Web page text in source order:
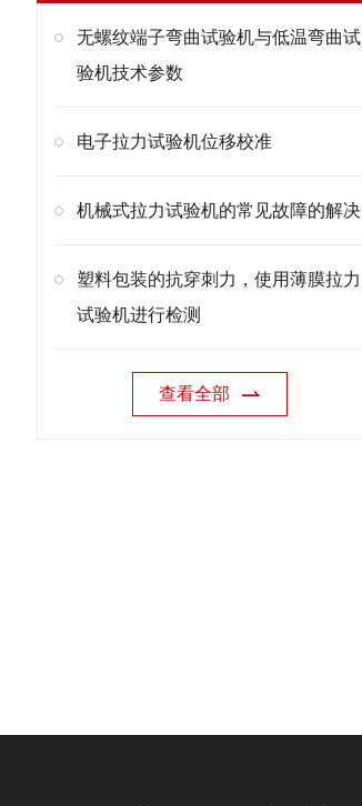
无螺纹端子弯曲试验机与低温弯曲试
验机技术参数
电子拉力试验机位移校准
机械式拉力试验机的常见故障的解决
塑料包装的抗穿刺力，使用薄膜拉力
试验机进行检测
查看全部